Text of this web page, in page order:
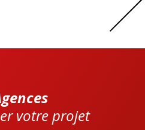
votre projet